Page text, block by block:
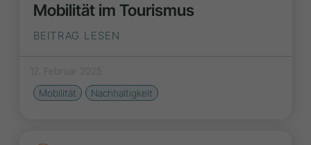
Mobilität im Tourismus
BEITRAG LESEN
12. Februar 2025
Mobilität
Nachhaltigkeit